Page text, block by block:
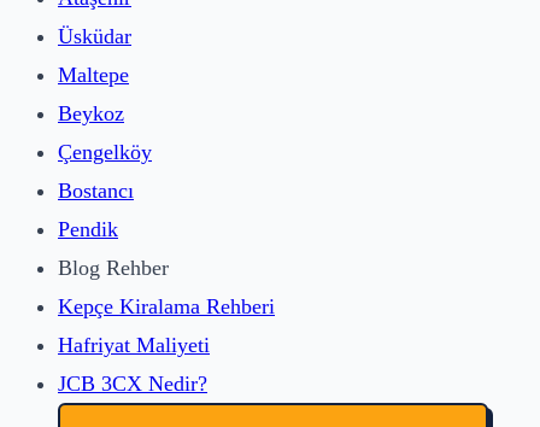
Üsküdar
Maltepe
Beykoz
Çengelköy
Bostancı
Pendik
Blog Rehber
Kepçe Kiralama Rehberi
Hafriyat Maliyeti
JCB 3CX Nedir?